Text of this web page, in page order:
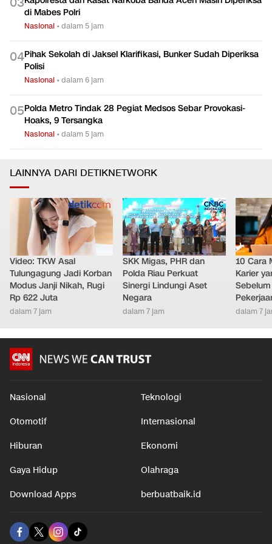
di Mabes Polri
Nasional •dalam 5 jam
04Pihak Sekolah di Jaksel Klarifikasi, Bunker Sudah Diperiksa
Polisi
Nasional •dalam 6 jam
05Polda Metro Tindak 28 Pegiat Medsos Sebar Provokasi-
Hoaks, 9 Tersangka
Nasional •dalam 5 jam
LAINNYA DARI DETIKNETWORK
Video: TKW Asal
Tulungagung Jadi Korban
Modus Janji Nikah, Rugi
Rp 622 Juta
dalam 7 jam
SKK Migas, PHR dan
Polda Riau Perkuat
Sinergi Lindungi Aset
Negara
dalam 7 jam
10 Cara
Karier
dalam 7
Nasional Teknologi
Otomotif Internasional
Hiburan Ekonomi
Gaya Hidup Olahraga
Download Apps berbuatbaik.id